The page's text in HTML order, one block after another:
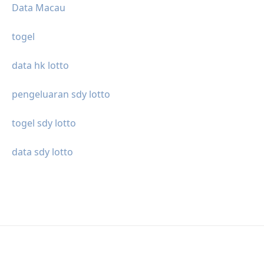
Data Macau
togel
data hk lotto
pengeluaran sdy lotto
togel sdy lotto
data sdy lotto